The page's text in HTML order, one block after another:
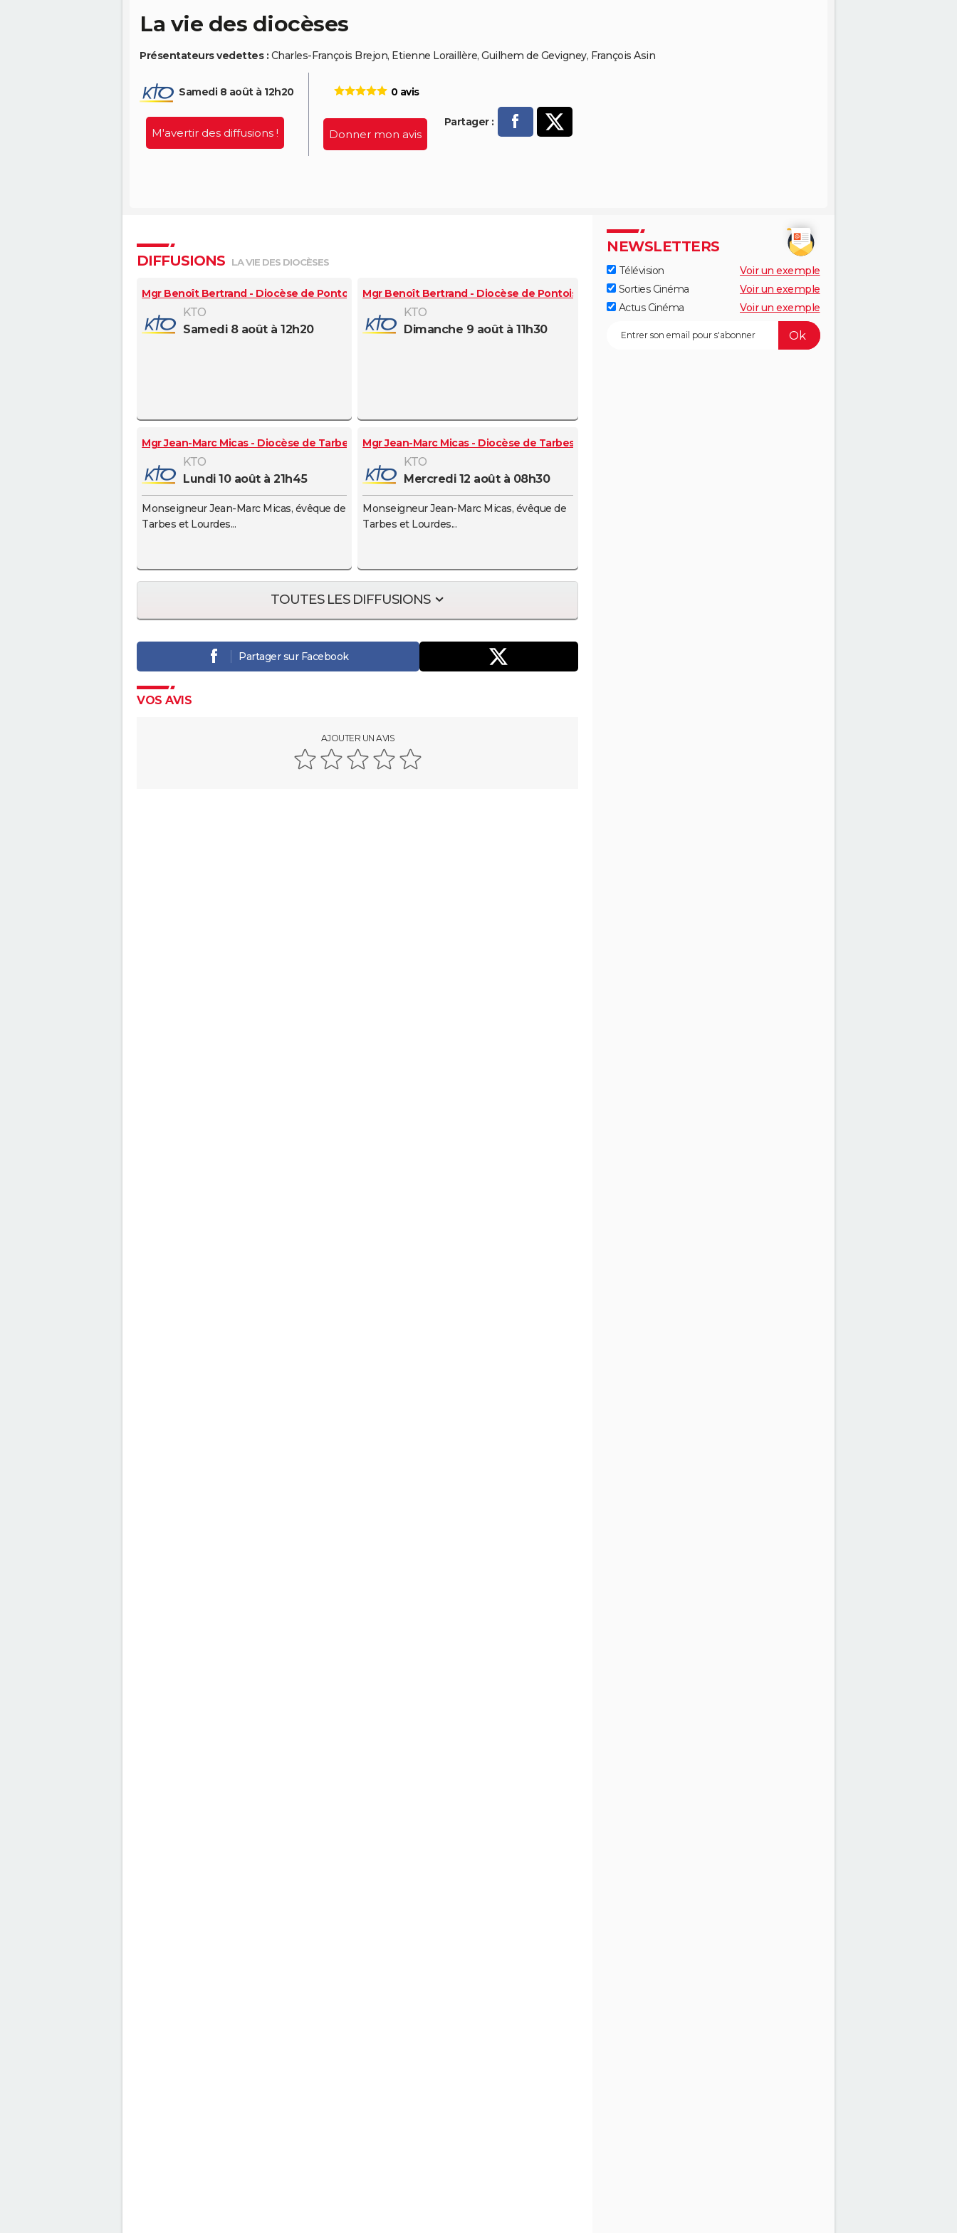
La vie des diocèses
Présentateurs vedettes : Charles-François Brejon, Etienne Loraillère, Guilhem de Gevigney, François Asin
Samedi 8 août à 12h20
M'avertir des diffusions !
0 avis
Donner mon avis
Partager :
eb
ook
DIFFUSIONS LA VIE DES DIOCÈSES
Mgr Benoît Bertrand - Diocèse de Pontoise
KTO
samedi 8 août à 12h20
Mgr Benoît Bertrand - Diocèse de Pontoise
KTO
dimanche 9 août à 11h30
Mgr Jean-Marc Micas - Diocèse de Tarbes et Lourdes
KTO
lundi 10 août à 21h45
Monseigneur Jean-Marc Micas, évêque de
Tarbes et Lourdes...
Mgr Jean-Marc Micas - Diocèse de Tarbes et Lourdes
KTO
mercredi 12 août à 08h30
Monseigneur Jean-Marc Micas, évêque de
Tarbes et Lourdes...
TOUTES LES DIFFUSIONS
Partager sur Facebook
VOS AVIS
AJOUTER UN AVIS
NEWSLETTERS
Télévision
Voir un exemple
Sorties Cinéma
Voir un exemple
Actus Cinéma
Voir un exemple